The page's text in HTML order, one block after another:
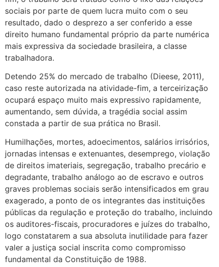
sociais por parte de quem lucra muito com o seu
resultado, dado o desprezo a ser conferido a esse
direito humano fundamental próprio da parte numérica
mais expressiva da sociedade brasileira, a classe
trabalhadora.
Detendo 25% do mercado de trabalho (Dieese, 2011),
caso reste autorizada na atividade-fim, a terceirização
ocupará espaço muito mais expressivo rapidamente,
aumentando, sem dúvida, a tragédia social assim
constada a partir de sua prática no Brasil.
Humilhações, mortes, adoecimentos, salários irrisórios,
jornadas intensas e extenuantes, desemprego, violação
de direitos imateriais, segregação, trabalho precário e
degradante, trabalho análogo ao de escravo e outros
graves problemas sociais serão intensificados em grau
exagerado, a ponto de os integrantes das instituições
públicas da regulação e proteção do trabalho, incluindo
os auditores-fiscais, procuradores e juízes do trabalho,
logo constatarem a sua absoluta inutilidade para fazer
valer a justiça social inscrita como compromisso
fundamental da Constituição de 1988.